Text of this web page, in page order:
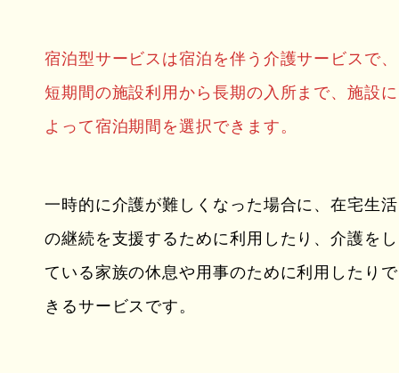
宿泊型サービスは宿泊を伴う介護サービスで、
短期間の施設利用から長期の入所まで、施設に
よって宿泊期間を選択できます。
一時的に介護が難しくなった場合に、在宅生活
の継続を支援するために利用したり、介護をし
ている家族の休息や用事のために利用したりで
きるサービスです。